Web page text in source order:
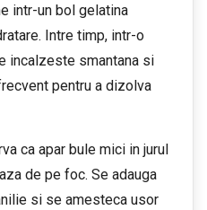
intr-un bol gelatina
Intre timp, intr-o
incalzeste smantana si
pentru a dizolva
ca apar bule mici in jurul
de pe foc. Se adauga
si se amesteca usor